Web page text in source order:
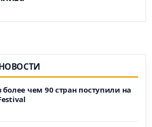
чем 90 стран поступили на